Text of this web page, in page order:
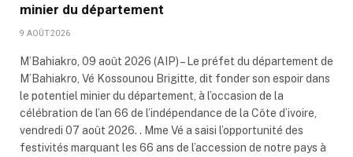
minier du département
9 AOÛT 2026
M’Bahiakro, 09 août 2026 (AIP) – Le préfet du département de
M’Bahiakro, Vé Kossounou Brigitte, dit fonder son espoir dans
le potentiel minier du département, à l’occasion de la
célébration de l’an 66 de l’indépendance de la Côte d’ivoire,
vendredi 07 août 2026. . Mme Vé a saisi l’opportunité des
festivités marquant les 66 ans de l’accession de notre pays à